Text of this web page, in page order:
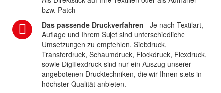
bzw. Patch
Das passende Druckverfahren - Je nach Textilart,
Auflage und Ihrem Sujet sind unterschiedliche
Umsetzungen zu empfehlen. Siebdruck,
Transferdruck, Schaumdruck, Flockdruck, Flexdruck,
sowie Digiflexdruck sind nur ein Auszug unserer
angebotenen Drucktechniken, die wir Ihnen stets in
höchster Qualität anbieten.